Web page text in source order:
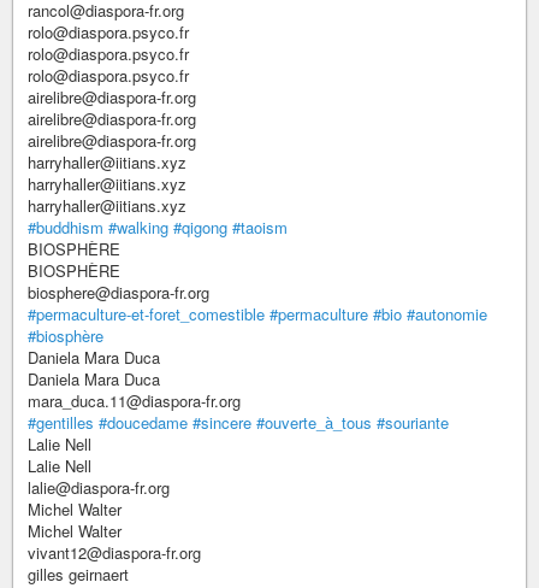
rancol@diaspora-fr.org
rolo@diaspora.psyco.fr
rolo@diaspora.psyco.fr
rolo@diaspora.psyco.fr
airelibre@diaspora-fr.org
airelibre@diaspora-fr.org
airelibre@diaspora-fr.org
harryhaller@iitians.xyz
harryhaller@iitians.xyz
harryhaller@iitians.xyz
#buddhism #walking #qigong #taoism
BIOSPHÈRE
BIOSPHÈRE
biosphere@diaspora-fr.org
#permaculture-et-foret_comestible #permaculture #bio #autonomie
#biosphère
Daniela Mara Duca
Daniela Mara Duca
mara_duca.11@diaspora-fr.org
#gentilles #doucedame #sincere #ouverte_à_tous #souriante
Lalie Nell
Lalie Nell
lalie@diaspora-fr.org
Michel Walter
Michel Walter
vivant12@diaspora-fr.org
gilles geirnaert